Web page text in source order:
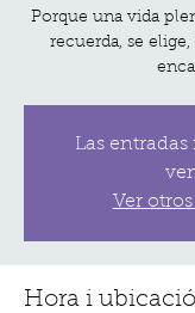
Porque una vida
recuerda, se
Las entradas
Ver
Hora i ubicació